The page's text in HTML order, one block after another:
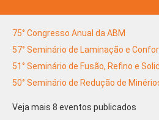
75° Congresso Anual da ABM
57° Seminário de Laminação e
51° Seminário de Fusão, Refino e
50° Seminário de Redução de
Veja mais 8 eventos publicados